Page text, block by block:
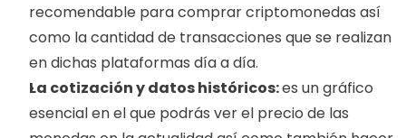
recomendable para comprar criptomonedas así
como la cantidad de transacciones que se realizan
en dichas plataformas día a día.
La cotización y datos históricos: es un gráfico
esencial en el que podrás ver el precio de las